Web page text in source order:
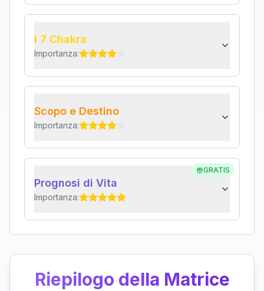
I 7 Chakra
Importanza:
Scopo e Destino
Importanza:
GRATIS
Prognosi di Vita
Importanza:
Riepilogo della Matrice